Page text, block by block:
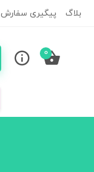
بلاگ پیگیری سفارش
0